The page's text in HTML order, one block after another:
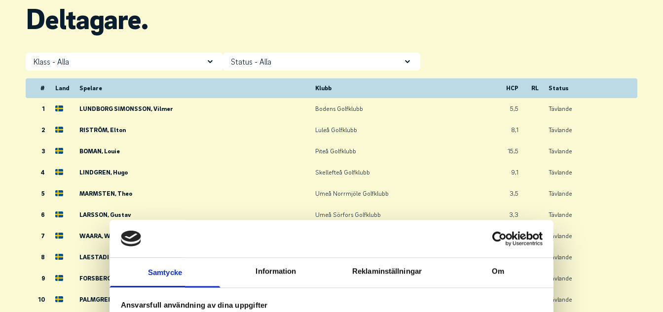
Samtycke Information Reklaminställningar Om
Ansvarsfull användning av dina uppgifter
Deltagare.
Klass Status
# Land Spelare Klubb HCP RL Status
1 LUNDBORG SIMONSSON, Vilmer Bodens Golfklubb 5,5 Tävlande
2 RISTRÖM, Elton Luleå Golfklubb 8,1 Tävlande
3 BOMAN, Louie Piteå Golfklubb 15,5 Tävlande
4 LINDGREN, Hugo Skellefteå Golfklubb 9,1 Tävlande
5 MARMSTEN, Theo Umeå Norrmjöle Golfklubb 3,5 Tävlande
6 LARSSON, Gustav Umeå Sörfors Golfklubb 3,3 Tävlande
7 WAARA, William 11,3 Tävlande
8 LAESTADIUS, Love Luleå Golfklubb 9,5 Tävlande
9 FORSBERG, Kalle Tävlande
10 PALMGREN, Valter Tävlande